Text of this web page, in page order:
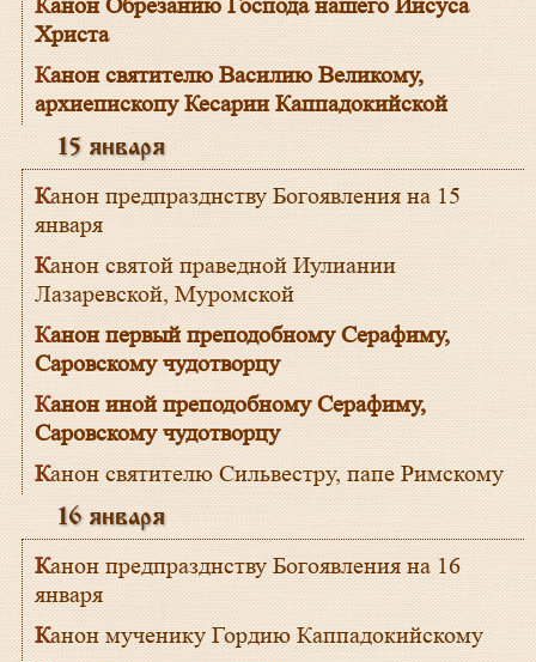
Канон Обрезанию Господа нашего Иисуса
Христа
Канон святителю Василию Великому,
архиепископу Кесарии Каппадокийской
15 января
Канон предпразднству Богоявления на 15
января
Канон святой праведной Иулиании
Лазаревской, Муромской
Канон первый преподобному Серафиму,
Саровскому чудотворцу
Канон иной преподобному Серафиму,
Саровскому чудотворцу
Канон святителю Сильвестру, папе Римскому
16 января
Канон предпразднству Богоявления на 16
января
Канон мученику Гордию Каппадокийскому